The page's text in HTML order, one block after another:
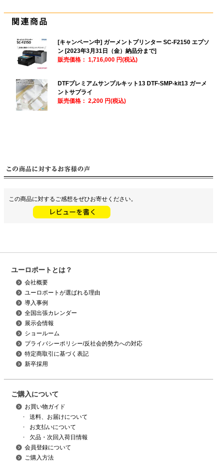
[キャンペーン中] ガーメントプリンター SC-F2150 エプソ
ン [2023年3月31日（金）納品分まで]
販売価格： 1,716,000 円(税込)
DTFプレミアムサンプルキット13 DTF-SMP-kit13 ガーメ
ントサプライ
販売価格： 2,200 円(税込)
この商品に対するご感想をぜひお寄せください。
ユーロポートとは？
会社概要
ユーロポートが選ばれる理由
導入事例
全国出張カレンダー
展示会情報
ショールーム
プライバシーポリシー/反社会的勢力への対応
特定商取引に基づく表記
新卒採用
ご購入について
お買い物ガイド
・
送料、お届けについて
・
お支払いについて
・
欠品・次回入荷日情報
会員登録について
ご購入方法